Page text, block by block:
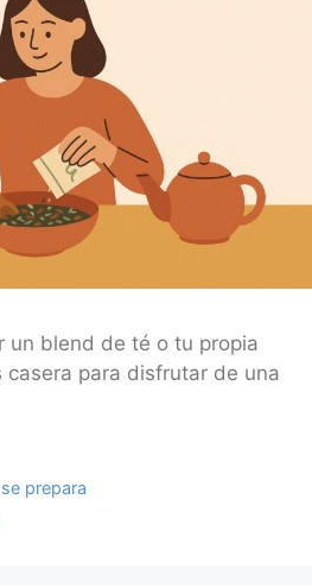
un blend de té o tu propia
casera para disfrutar de una
prepara